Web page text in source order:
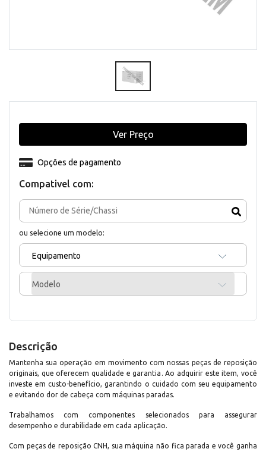
Compativel com:
ou selecione um modelo:
Equipamento
Modelo
Opções de pagamento
Ver Preço
Descrição
Mantenha sua operação em movimento com nossas peças de reposição
originais, que oferecem qualidade e garantia. Ao adquirir este item, você
investe em custo-benefício, garantindo o cuidado com seu equipamento
e evitando dor de cabeça com máquinas paradas.
Trabalhamos com componentes selecionados para assegurar
desempenho e durabilidade em cada aplicação.
Com peças de reposição CNH, sua máquina não fica parada e você ganha